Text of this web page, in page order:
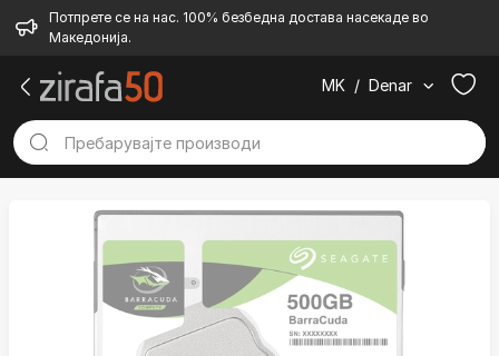
Потпрете се на нас. 100% безбедна достава насекаде во
Македонија.
MK / Denar